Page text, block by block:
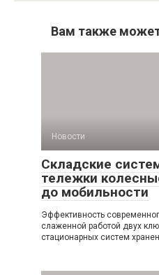
Вам также
Новости
Складские
тележки
до мобильности
Эффективность
слаженной работой двух
стационарных систем